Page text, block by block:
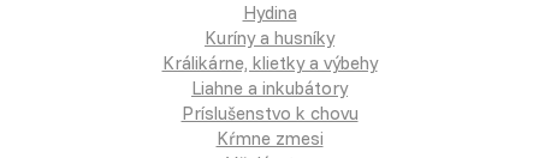
Hydina
Kuríny a husníky
Králikárne, klietky a výbehy
Liahne a inkubátory
Príslušenstvo k chovu
Kŕmne zmesi